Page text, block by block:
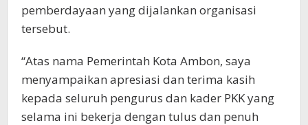
pemberdayaan yang dijalankan organisasi
tersebut.
“Atas nama Pemerintah Kota Ambon, saya
menyampaikan apresiasi dan terima kasih
kepada seluruh pengurus dan kader PKK yang
selama ini bekerja dengan tulus dan penuh